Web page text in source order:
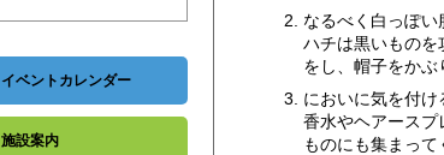
イベントカレンダー
施設案内
なるべく白っぽい
ハチは黒いものを
をし、帽子をかぶ
においに気を付け
香水やヘアースプ
ものにも集まっ